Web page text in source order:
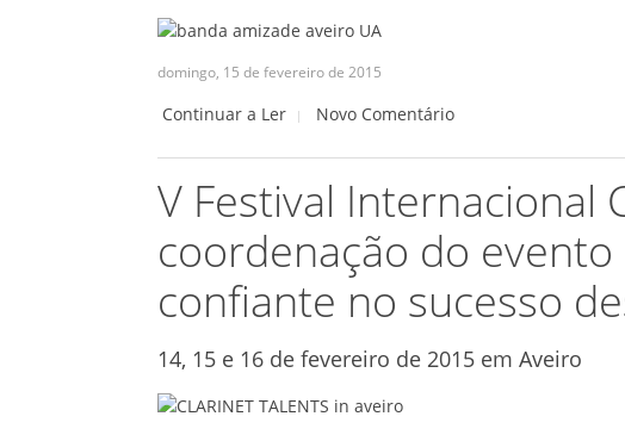
domingo, 15 de fevereiro de 2015
Continuar a Ler Novo Comentário
V Festival Internacional
coordenação do
confiante no sucesso
14, 15 e 16 de fevereiro de 2015 em Aveiro